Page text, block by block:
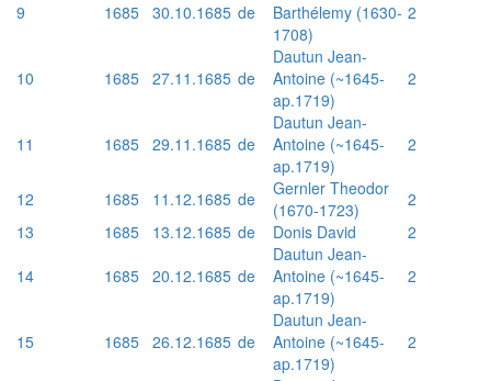
9 1685 30.10.1685 de
Barthélemy (1630-
1708)
2
10 1685 27.11.1685 de
Dautun Jean-
Antoine (~1645-
ap.1719)
2
11 1685 29.11.1685 de
Dautun Jean-
Antoine (~1645-
ap.1719)
2
12 1685 11.12.1685 de
Gernler Theodor
(1670-1723)
2
13
1685 13.12.1685 de Donis David
2
14
1685 20.12.1685 de
Dautun Jean-
Antoine (~1645-
ap.1719)
2
15 1685 26.12.1685 de
Dautun Jean-
Antoine (~1645-
ap.1719)
2